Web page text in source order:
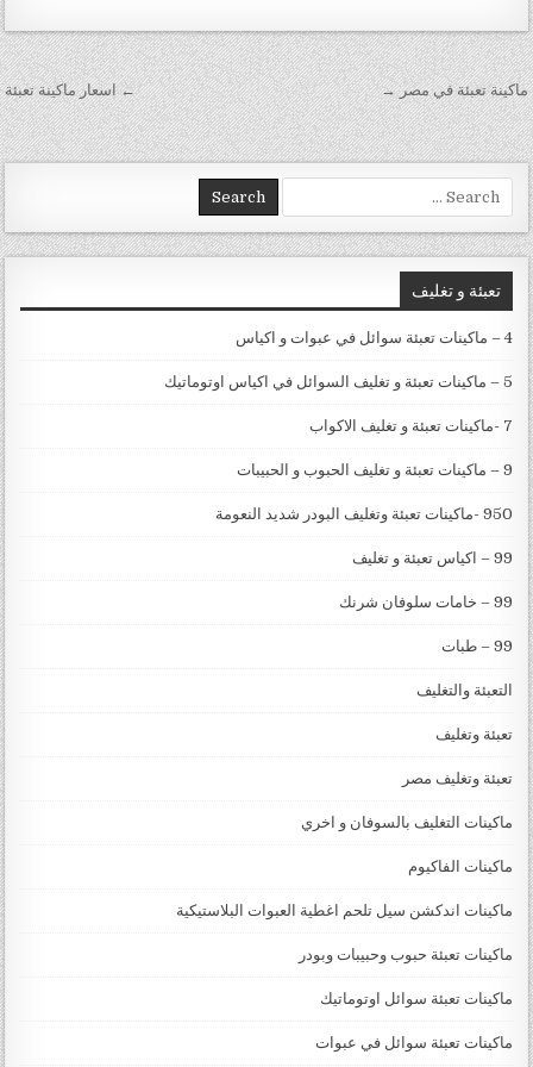
تصفّح المقالات ← اسعار ماكينة تعبئة ماكينة تعبئة في مصر →
Search for:
تعبئة و تغليف
4 – ماكينات تعبئة سوائل في عبوات و اكياس
5 – ماكينات تعبئة و تغليف السوائل في اكياس اوتوماتيك
7 -ماكينات تعبئة و تغليف الاكواب
9 – ماكينات تعبئة و تغليف الحبوب و الحبيبات
950 -ماكينات تعبئة وتغليف البودر شديد النعومة
99 – اكياس تعبئة و تغليف
99 – خامات سلوفان شرنك
99 – طبات
التعبئة والتغليف
تعبئة وتغليف
تعبئة وتغليف مصر
ماكينات التغليف بالسوفان و اخري
ماكينات الفاكيوم
ماكينات اندكشن سيل تلحم اغطية العبوات البلاستيكية
ماكينات تعبئة حبوب وحبيبات وبودر
ماكينات تعبئة سوائل اوتوماتيك
ماكينات تعبئة سوائل في عبوات